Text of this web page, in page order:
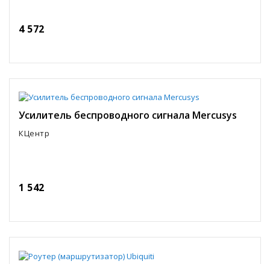
4 572
Усилитель беспроводного сигнала Mercusys
КЦентр
1 542